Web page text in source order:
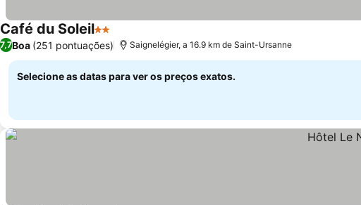
Café du Soleil2 Estrelas
7,7Boa (251 pontuações) Saignelégier, a 16.9 km de Saint-Ursanne
Selecione as datas para ver os preços exatos.